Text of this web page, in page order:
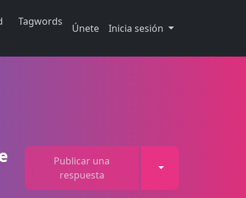
Tagwords
Únete Inicia sesión
Publicar una
respuesta
Toggle Dropdown